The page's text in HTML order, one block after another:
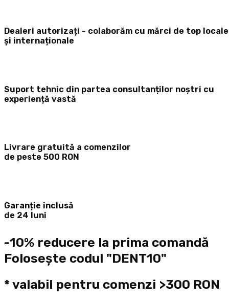
Dealeri autorizați - colaborăm cu mărci de top locale
și internaționale
Suport tehnic din partea consultanților noștri cu
experiență vastă
Livrare gratuită a comenzilor
de peste 500 RON
Garanție inclusă
de 24 luni
-10% reducere la prima comandă
Folosește codul "DENT10"
* valabil pentru comenzi >300 RON